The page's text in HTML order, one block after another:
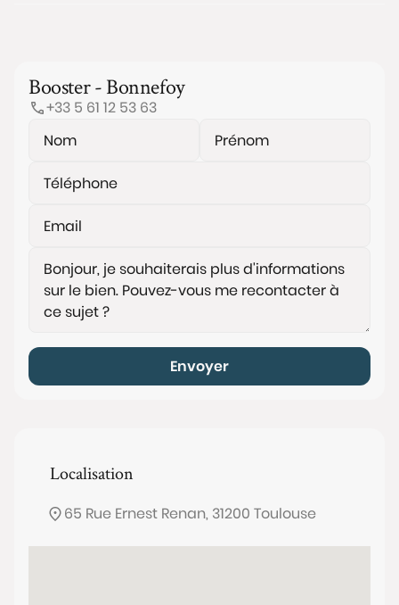
Booster - Bonnefoy
+33 5 61 12 53 63
Envoyer
Localisation
65 Rue Ernest Renan, 31200 Toulouse